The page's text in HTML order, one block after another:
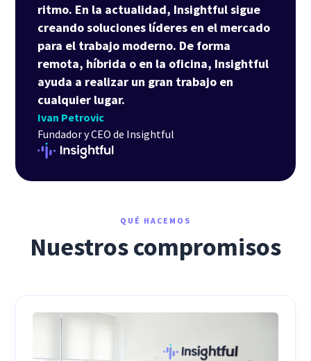
ritmo. En la actualidad, Insightful sigue
creando soluciones líderes en el mercado
para el trabajo moderno. De forma
remota, híbrida o en la oficina, Insightful
ayuda a realizar un gran trabajo en
cualquier lugar.
Ivan Petrovic
Fundador y CEO de Insightful
QUÉ HACEMOS
Nuestros compromisos